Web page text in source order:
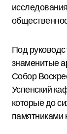
Под
знаменитые
Собор
Успенский
которые до
памятниками